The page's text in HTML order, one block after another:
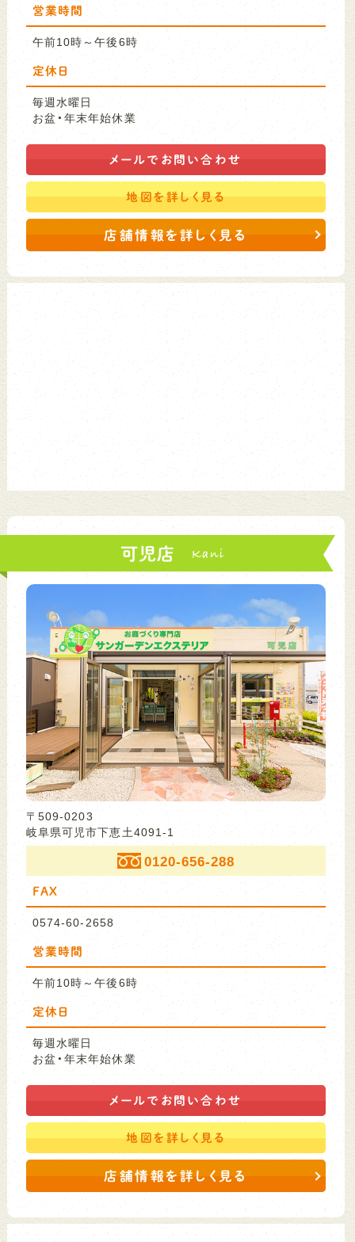
営業時間
午前10時～午後6時
定休日
毎週水曜日
お盆・年末年始休業
メールで お問い合わせ
地図を詳しく見る
店舗情報を詳しく見る
可児店
〒509-0203
岐阜県可児市下恵土4091-1
0120-656-288
FAX
0574-60-2658
営業時間
午前10時～午後6時
定休日
毎週水曜日
お盆・年末年始休業
メールで お問い合わせ
地図を詳しく見る
店舗情報を詳しく見る